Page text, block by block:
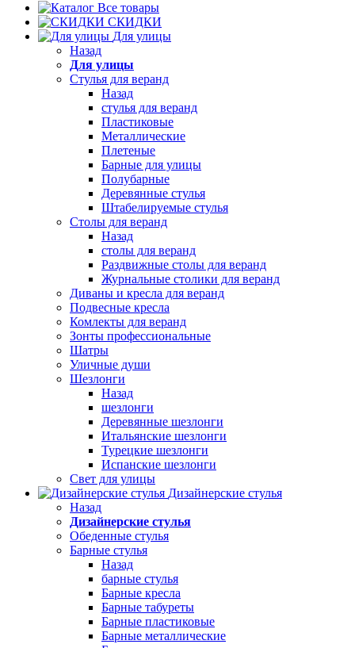
Все товары
СКИДКИ
Для улицы
Назад
Для улицы
Стулья для веранд
Назад
стулья для веранд
Пластиковые
Металлические
Плетеные
Барные для улицы
Полубарные
Деревянные стулья
Штабелируемые стулья
Столы для веранд
Назад
столы для веранд
Раздвижные столы для веранд
Журнальные столики для веранд
Диваны и кресла для веранд
Подвесные кресла
Комлекты для веранд
Зонты профессиональные
Шатры
Уличные души
Шезлонги
Назад
шезлонги
Деревянные шезлонги
Итальянские шезлонги
Турецкие шезлонги
Испанские шезлонги
Свет для улицы
Дизайнерские стулья
Назад
Дизайнерские стулья
Обеденные стулья
Барные стулья
Назад
барные стулья
Барные кресла
Барные табуреты
Барные пластиковые
Барные металлические